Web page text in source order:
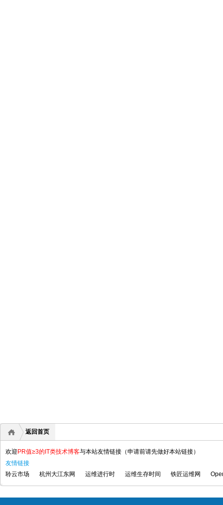
返回首页
欢迎 PR值≥3的IT类技术博客与本站友情链接（申请前请先做好本站链接）
友情链接
聆云市场
杭州大江东网 运维进行时 运维生存时间 铁匠运维网